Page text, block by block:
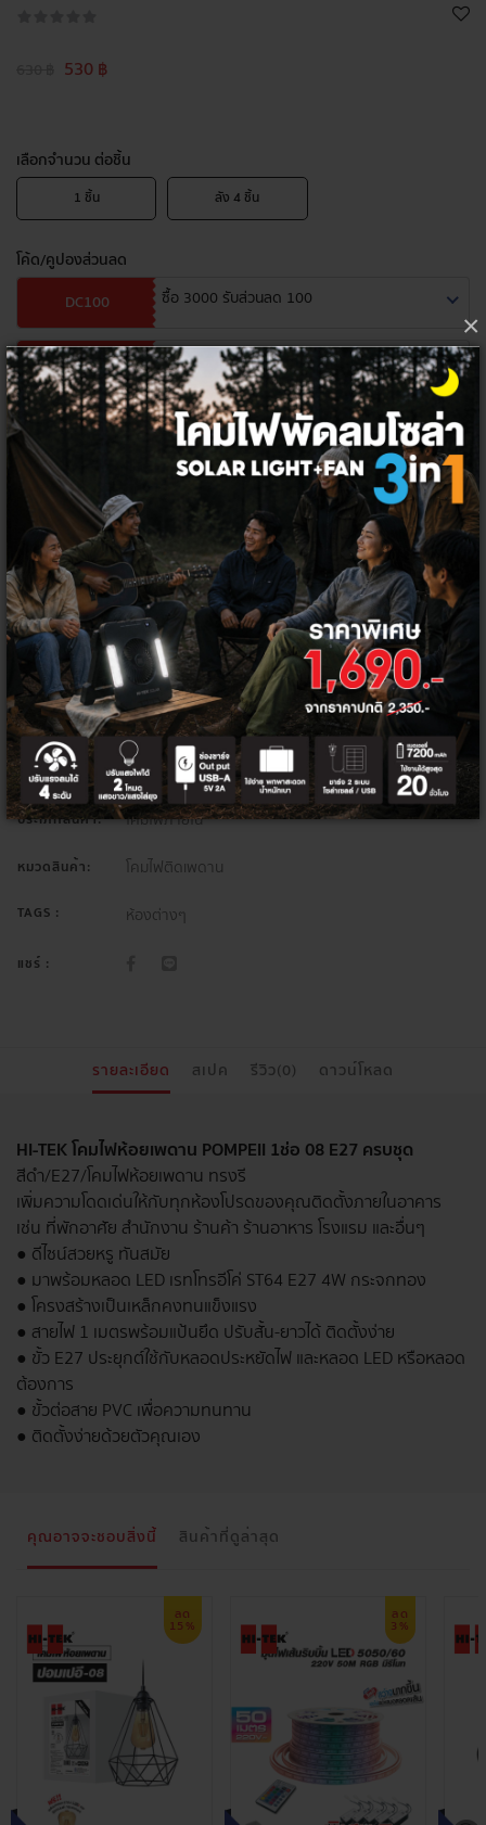
×
530 ฿
เลือกจำนวน ต่อชิ้น
1 ชิ้น ลัง4 ชิ้น
โค้ด/คูปองส่วนลด
DC100 ซื้อ 3000 รับส่วนลด 100
DC200 ซื้อ 5000 รับส่วนลด 200
DC500 ซื้อ 10000 รับส่วนลด 500
HITEK5PER
จำนวน
เพิ่มลงตะกร้า ซื้อเลย
กลุ่มสินค้า: โคมไฟ
ประเภทสินค้า: โคมไฟภายใน
หมวดสินค้า: โคมไฟติดเพดาน
TAGS : ห้องต่างๆ
แชร์ :
รายละเอียด สเปค รีวิว(0) ดาวน์โหลด
HI-TEK โคมไฟห้อยเพดาน POMPEII 1ช่อ 08 E27 ครบชุด
สีดำ/E27/โคมไฟห้อยเพดาน ทรงรี
เพิ่มความโดดเด่นให้กับทุกห้องโปรดของคุณติดตั้งภายในอาคาร
เช่น ที่พักอาศัย สำนักงาน ร้านค้า ร้านอาหาร โรงแรม และอื่นๆ
● ดีไซน์สวยหรู ทันสมัย
● มาพร้อมหลอด LED เรทโทรอีโค่ ST64 E27 4W กระจกทอง
● โครงสร้างเป็นเหล็กคงทนแข็งแรง
● สายไฟ 1 เมตรพร้อมแป้นยึด ปรับสั้น-ยาวได้ ติดตั้งง่าย
● ขั้ว E27 ประยุกต์ใช้กับหลอดประหยัดไฟ และหลอด LED หรือหลอด
ต้องการ
● ขั้วต่อสาย PVC เพื่อความทนทาน
● ติดตั้งง่ายด้วยตัวคุณเอง
คุณอาจจะชอบสิ่งนี้ สินค้าที่ดูล่าสุด
ลด
15%
ลด
3%